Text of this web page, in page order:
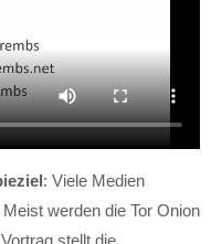
: Viele Medien
werden die Tor Onion
stellt die